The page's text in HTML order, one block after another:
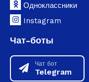
Одноклассники
Instagram
Чат-боты
Чат бот
Telegram